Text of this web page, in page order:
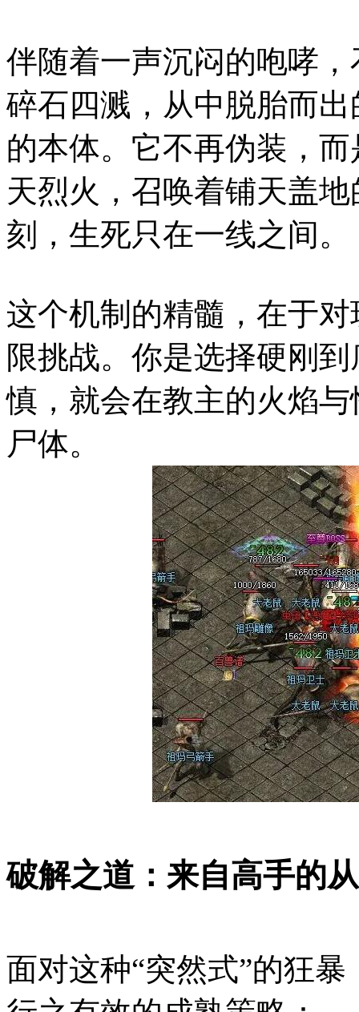
伴随着一声沉闷的咆哮
碎石四溅，从中脱胎而
的本体。它不再伪装，
天烈火，召唤着铺天盖
刻，生死只在一线之间。
这个机制的精髓，在于
限挑战。你是选择硬刚
慎，就会在教主的火焰
尸体。
破解之道：来自高手的
面对这种“突然式”的狂